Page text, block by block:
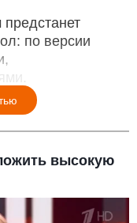
по версии
высокую